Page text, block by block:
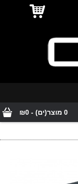
0 מוצר(ים) - ₪0